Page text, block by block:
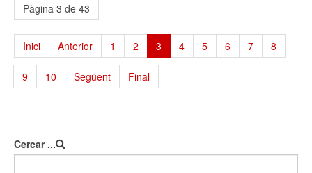
Pàgina 3 de 43
Inici Anterior 1 2 3 4 5 6 7 8
9 10 Següent Final
Cercar ...